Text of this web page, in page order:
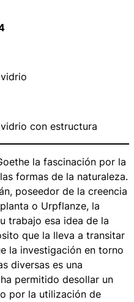
con estructura
la fascinación por la
formas de la naturaleza.
poseedor de la creencia
o Urpflanze, la
trabajo esa idea de la
que la lleva a transitar
la investigación en torno
diversas es una
permitido desollar un
por la utilización de